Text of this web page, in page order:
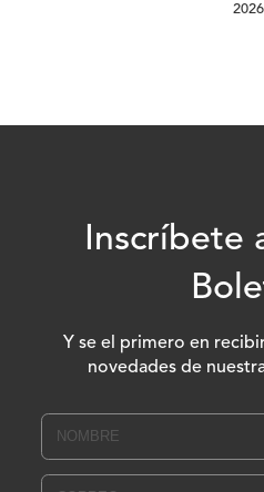
2026
Inscríbete
Y se el primero en
novedades de